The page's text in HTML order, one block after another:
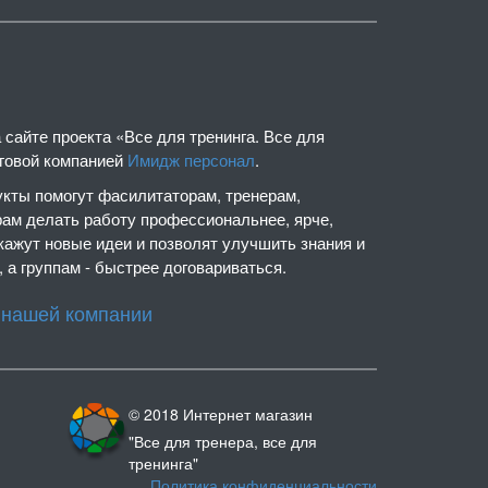
проекта «Все для тренинга. Все для
компанией Имидж персонал.
помогут фасилитаторам, тренерам,
делать работу профессиональнее, ярче,
новые идеи и позволят улучшить знания и
группам - быстрее договариваться.
компании
© 2018 Интернет магазин
"Все для тренера, все для
тренинга"